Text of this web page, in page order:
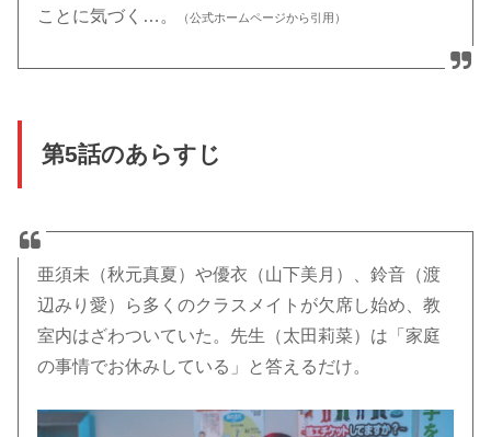
ことに気づく…。
（公式ホームページから引用）
第5話のあらすじ
亜須未（秋元真夏）や優衣（山下美月）、鈴音（渡
辺みり愛）ら多くのクラスメイトが欠席し始め、教
室内はざわついていた。先生（太田莉菜）は「家庭
の事情でお休みしている」と答えるだけ。